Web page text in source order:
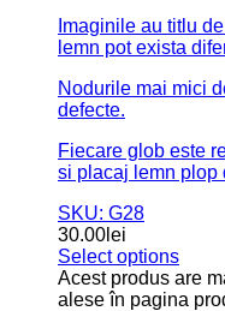
Imaginile au titlu
lemn pot exista
Nodurile mai mici
defecte.
Fiecare glob este
si placaj lemn plop
SKU: G28
30.00 lei
Select options
Acest produs are
alese în pagina